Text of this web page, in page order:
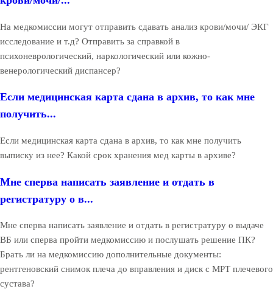
На медкомиссии могут отправить сдавать анализ крови/мочи/ ЭКГ
исследование и т.д? Отправить за справкой в
психоневрологический, наркологический или кожно-
венерологический диспансер?
Если медицинская карта сдана в архив, то как мне
получить...
Если медицинская карта сдана в архив, то как мне получить
выписку из нее? Какой срок хранения мед карты в архиве?
Мне сперва написать заявление и отдать в
регистратуру о в...
Мне сперва написать заявление и отдать в регистратуру о выдаче
ВБ или сперва пройти медкомиссию и послушать решение ПК?
Брать ли на медкомиссию дополнительные документы:
рентгеновский снимок плеча до вправления и диск с МРТ плечевого
сустава?